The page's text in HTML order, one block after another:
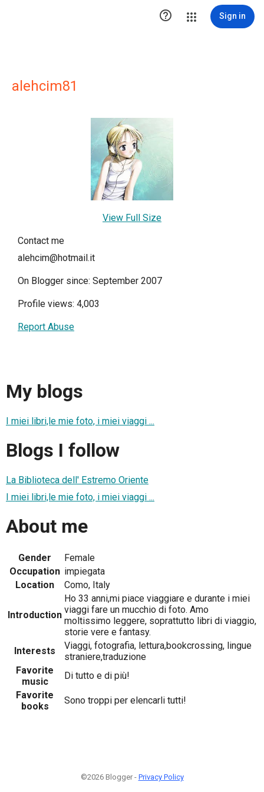
 Sign in
alehcim81
View Full Size
Contact me
alehcim@hotmail.it
On Blogger since: September 2007
Profile views: 4,003
Report Abuse
My blogs
I miei libri,le mie foto, i miei viaggi ...
Blogs I follow
La Biblioteca dell' Estremo Oriente
I miei libri,le mie foto, i miei viaggi ...
About me
Gender
Female
Occupation impiegata
Location
Como, Italy
Introduction
Ho 33 anni,mi piace viaggiare e durante i miei
viaggi fare un mucchio di foto. Amo
moltissimo leggere, soprattutto libri di viaggio,
storie vere e fantasy.
Interests
Viaggi, fotografia, lettura,bookcrossing, lingue
straniere,traduzione
Favorite
music
Di tutto e di più!
Favorite
books
Sono troppi per elencarli tutti!
©2026 Blogger - Privacy Policy